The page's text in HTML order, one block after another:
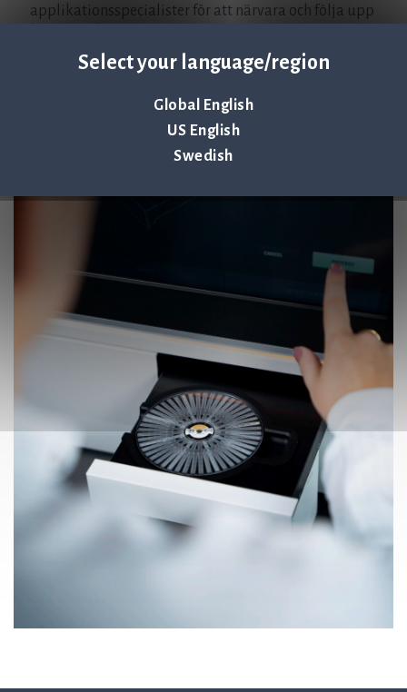
Select your language/region
Global English
US English
Swedish
applikationsspecialister för att närvara och följa upp